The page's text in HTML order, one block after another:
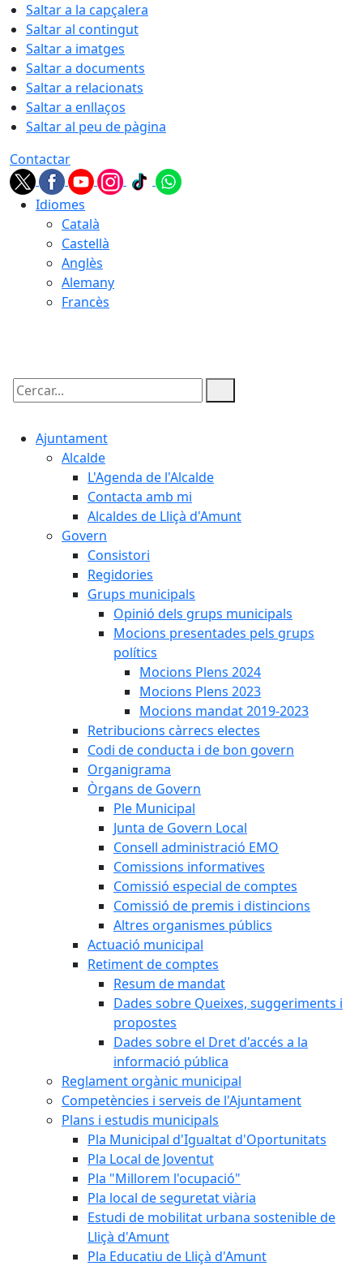
Saltar a la capçalera
Saltar al contingut
Saltar a imatges
Saltar a documents
Saltar a relacionats
Saltar a enllaços
Saltar al peu de pàgina
Contactar
Idiomes
Català
Castellà
Anglès
Alemany
Francès
Cercar:
Ajuntament
Alcalde
L'Agenda de l'Alcalde
Contacta amb mi
Alcaldes de Lliçà d'Amunt
Govern
Consistori
Regidories
Grups municipals
Opinió dels grups municipals
Mocions presentades pels grups
polítics
Mocions Plens 2024
Mocions Plens 2023
Mocions mandat 2019-2023
Retribucions càrrecs electes
Codi de conducta i de bon govern
Organigrama
Òrgans de Govern
Ple Municipal
Junta de Govern Local
Consell administració EMO
Comissions informatives
Comissió especial de comptes
Comissió de premis i distincions
Altres organismes públics
Actuació municipal
Retiment de comptes
Resum de mandat
Dades sobre Queixes, suggeriments i
propostes
Dades sobre el Dret d'accés a la
informació pública
Reglament orgànic municipal
Competències i serveis de l'Ajuntament
Plans i estudis municipals
Pla Municipal d'Igualtat d'Oportunitats
Pla Local de Joventut
Pla "Millorem l'ocupació"
Pla local de seguretat viària
Estudi de mobilitat urbana sostenible de
Lliçà d'Amunt
Pla Educatiu de Lliçà d'Amunt